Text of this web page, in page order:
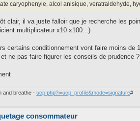
caryophenyle, alcol anisique, veratraldehyde,
clair, il va juste falloir que je recherche les
multiplicateur x10 x100...)
certains conditionnement vont faire moins
ne pas faire figurer les conseils de prudence ?
and breathe - ucp.php?i=ucp_profile&mode=signature#
consommateur